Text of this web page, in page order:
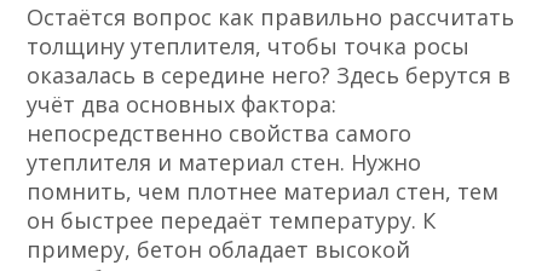
Остаётся вопрос как правильно рассчитать
толщину утеплителя, чтобы точка росы
оказалась в середине него? Здесь берутся в
учёт два основных фактора:
непосредственно свойства самого
утеплителя и материал стен. Нужно
помнить, чем плотнее материал стен, тем
он быстрее передаёт температуру. К
примеру, бетон обладает высокой